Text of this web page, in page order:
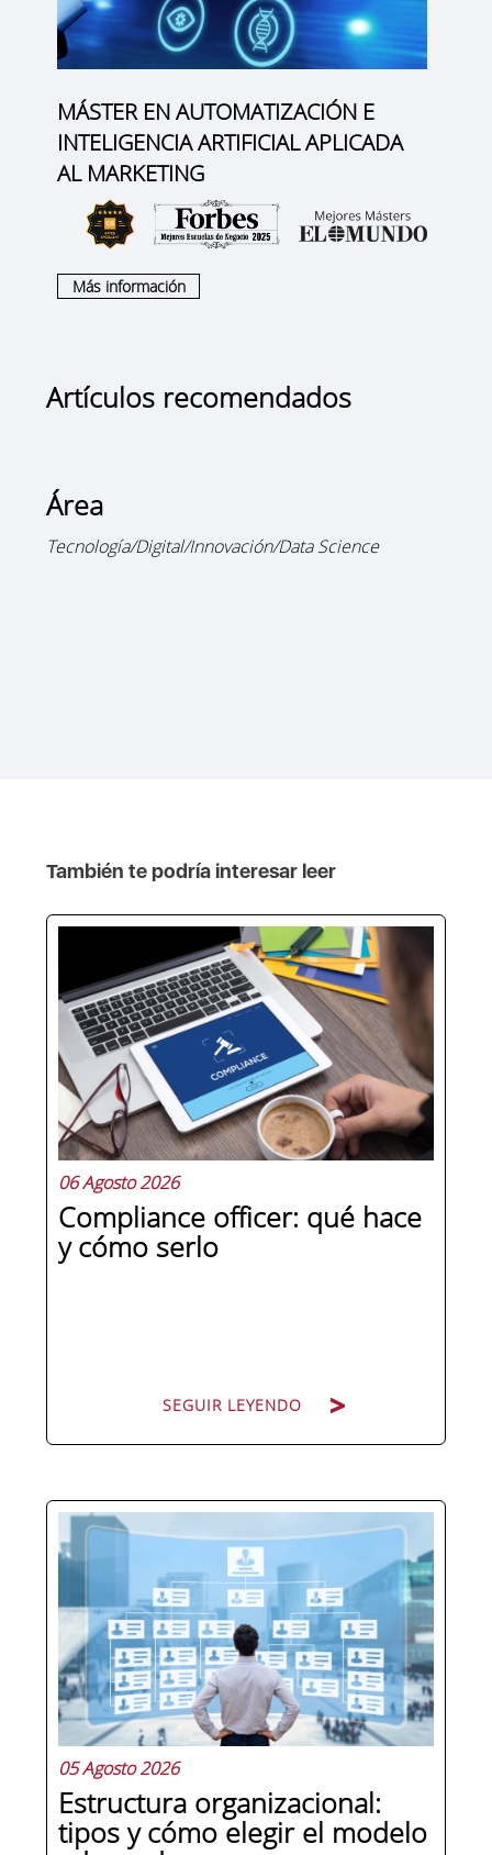
MÁSTER EN AUTOMATIZACIÓN E
INTELIGENCIA ARTIFICIAL APLICADA
AL MARKETING
Más información
Artículos recomendados
Área
Tecnología/Digital/Innovación/Data Science
También te podría interesar leer
06 Agosto 2026
Compliance officer: qué hace
y cómo serlo
SEGUIR LEYENDO
Pocas figuras han ganado tanto peso
en la estructura corporativa española
en la última década como el
compliance officer. Desde que la
reforma del Código Penal extendió la
responsabilidad penal a las personas
jurídicas, las empresas de cualquier...
05 Agosto 2026
Estructura organizacional:
tipos y cómo elegir el modelo